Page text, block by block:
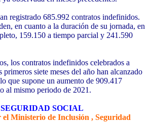
registrado 685.992 contratos indefinidos.
en cuanto a la duración de su jornada, en
159.150 a tiempo parcial y 241.590
los contratos indefinidos celebrados a
siete meses del año han alcanzado
que supone un aumento de 909.417
al mismo periodo de 2021.
SOCIAL
el Ministerio de Inclusión , Seguridad